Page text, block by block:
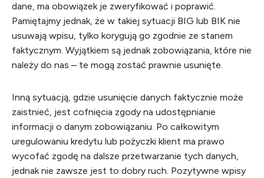
dane, ma obowiązek je zweryfikować i poprawić.
Pamiętajmy jednak, że w takiej sytuacji BIG lub BIK nie
usuwają wpisu, tylko korygują go zgodnie ze stanem
faktycznym. Wyjątkiem są jednak zobowiązania, które nie
należy do nas – te mogą zostać prawnie usunięte.
Inną sytuacją, gdzie usunięcie danych faktycznie może
zaistnieć, jest cofnięcia zgody na udostępnianie
informacji o danym zobowiązaniu. Po całkowitym
uregulowaniu kredytu lub pożyczki klient ma prawo
wycofać zgodę na dalsze przetwarzanie tych danych,
jednak nie zawsze jest to dobry ruch. Pozytywne wpisy